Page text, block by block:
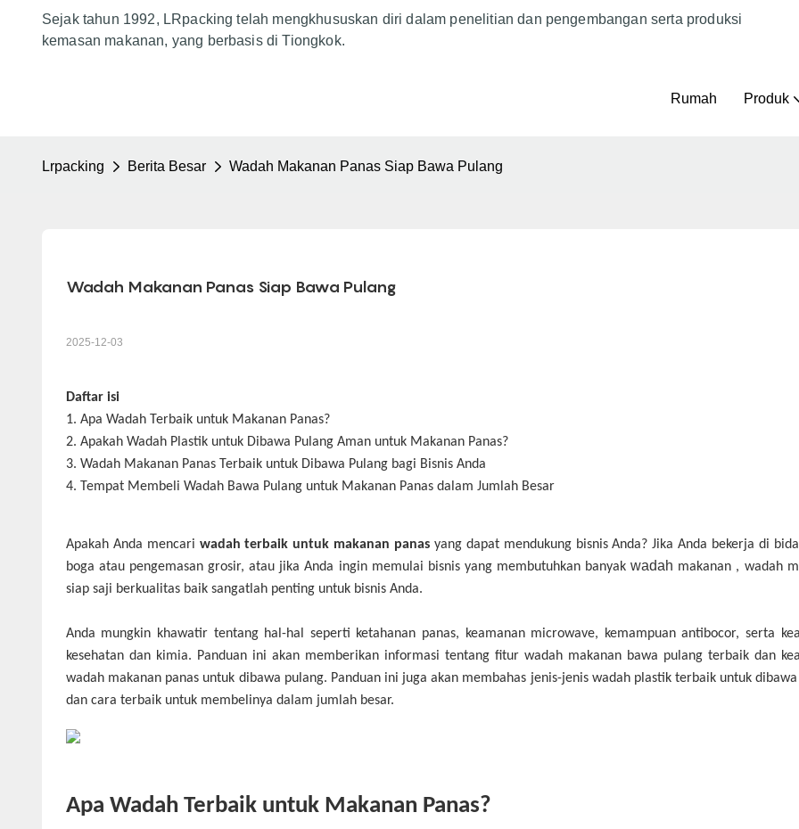
Sejak tahun 1992, LRpacking telah mengkhususkan diri dalam penelitian dan pengembangan serta produksi
kemasan makanan, yang berbasis di Tiongkok.
Rumah Produk
Lrpacking Berita Besar Wadah Makanan Panas Siap Bawa Pulang
Wadah Makanan Panas Siap Bawa Pulang
2025-12-03
Daftar isi
1. Apa Wadah Terbaik untuk Makanan Panas?
2. Apakah Wadah Plastik untuk Dibawa Pulang Aman untuk Makanan Panas?
3. Wadah Makanan Panas Terbaik untuk Dibawa Pulang bagi Bisnis Anda
4.
Tempat Membeli Wadah Bawa Pulang untuk Makanan Panas dalam Jumlah Besar
Apakah Anda mencari wadah terbaik untuk makanan panas yang dapat mendukung bisnis Anda? Jika Anda bekerja di
boga atau pengemasan grosir, atau jika Anda ingin memulai bisnis yang membutuhkan banyak wadah makanan , wadah
siap saji berkualitas baik sangatlah penting untuk bisnis Anda.
Anda mungkin khawatir tentang hal-hal seperti ketahanan panas, keamanan microwave, kemampuan antibocor, serta
kesehatan dan kimia. Panduan ini akan memberikan informasi tentang fitur wadah makanan bawa pulang terbaik dan
wadah makanan panas untuk dibawa pulang. Panduan ini juga akan membahas jenis-jenis wadah plastik terbaik untuk
dan cara terbaik untuk membelinya dalam jumlah besar.
Apa Wadah Terbaik untuk Makanan Panas?